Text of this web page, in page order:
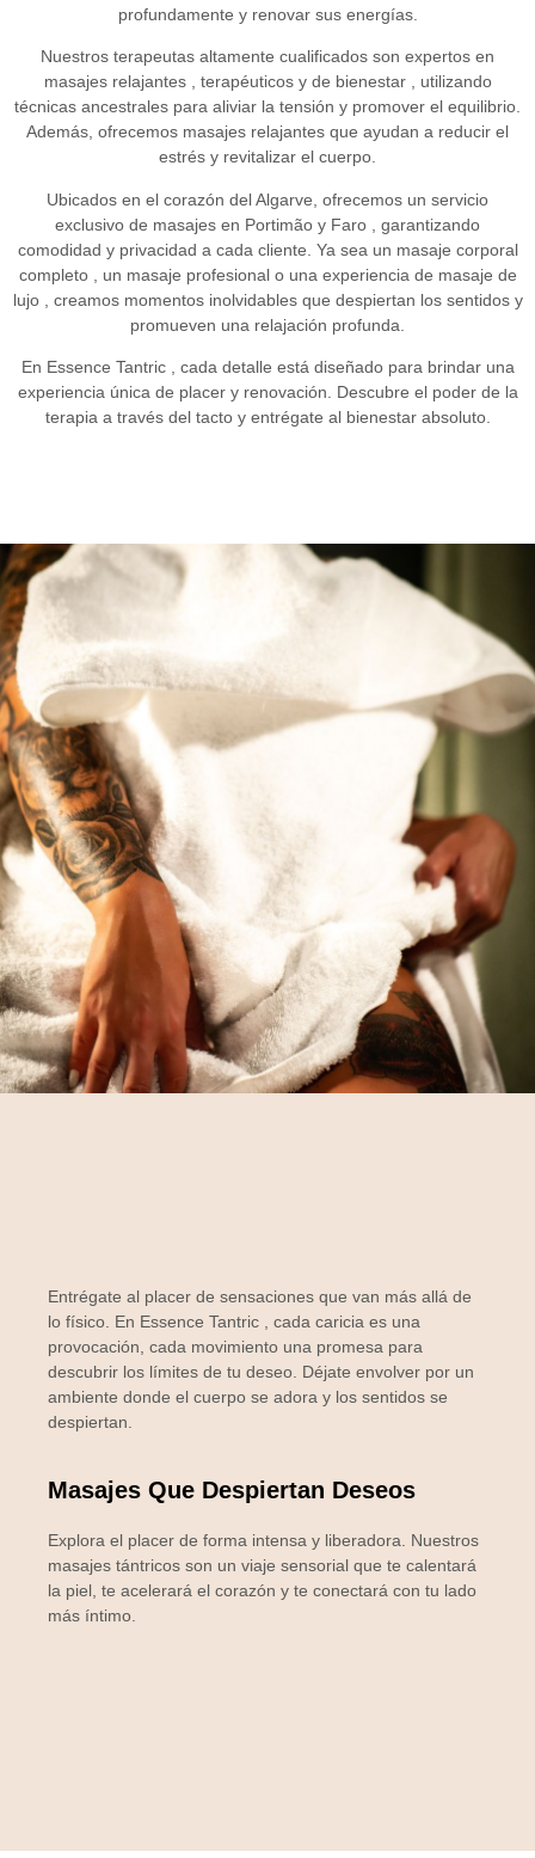
profundamente y renovar sus energías.
Nuestros terapeutas altamente cualificados son expertos en
masajes relajantes, terapéuticosy de bienestar, utilizando
técnicas ancestrales para aliviar la tensión y promover el equilibrio.
Además, ofrecemos masajes relajantes que ayudan a reducir el
estrés y revitalizar el cuerpo.
Ubicados en el corazón del Algarve, ofrecemos un servicio
exclusivo de masajes en Portimão y Faro , garantizando
comodidad y privacidad a cada cliente. Ya sea un masaje corporal
completo, un masaje profesionalo una experiencia de masaje de
lujo, creamos momentos inolvidables que despiertan los sentidos y
promueven una relajación profunda.
En Essence Tantric, cada detalle está diseñado para brindar una
experiencia única de placer y renovación. Descubre el poder de la
terapia a través del tacto y entrégate al bienestar absoluto.
Entrégate al placer de sensaciones que van más allá de
lo físico. En Essence Tantric , cada caricia es una
provocación, cada movimiento una promesa para
descubrir los límites de tu deseo. Déjate envolver por un
ambiente donde el cuerpo se adora y los sentidos se
despiertan.
Masajes Que Despiertan Deseos
Explora el placer de forma intensa y liberadora. Nuestros
masajes tántricos son un viaje sensorial que te calentará
la piel, te acelerará el corazón y te conectará con tu lado
más íntimo.